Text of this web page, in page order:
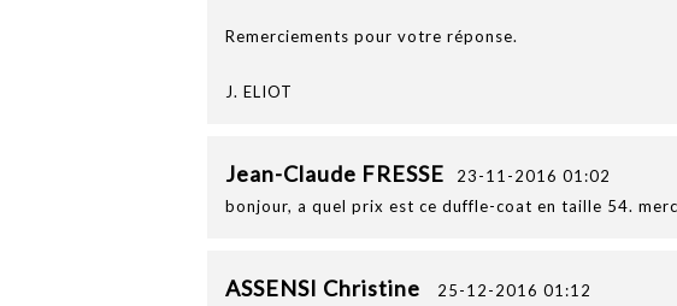
Remerciements pour votre réponse.
J. ELIOT
Jean-Claude FRESSE 23-11-2016 01:02
bonjour, a quel prix est ce duffle-coat en taille 54.
ASSENSI Christine 25-12-2016 01:12